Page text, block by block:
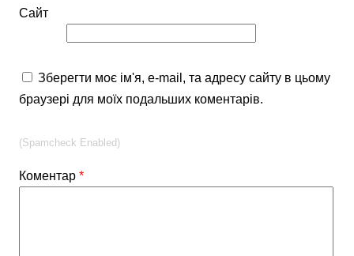
Коментар*
Сайт
Зберегти моє ім'я, e-mail, та адресу сайту в цьому
браузері для моїх подальших коментарів.
(Spamcheck Enabled)